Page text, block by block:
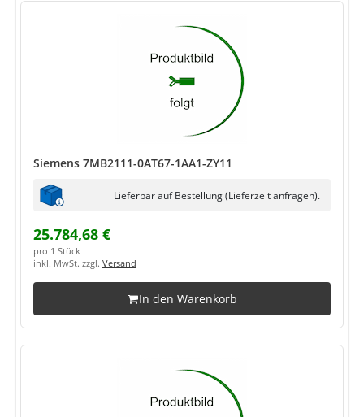
Siemens 7MB2111-0AT67-1AA1-ZY11
Lieferbar auf Bestellung (Lieferzeit anfragen).
25.784,68 €
pro 1 Stück
inkl. MwSt. zzgl. Versand
In den Warenkorb